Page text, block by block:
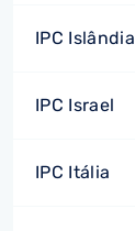
IPC Islândia
IPC Israel
IPC Itália